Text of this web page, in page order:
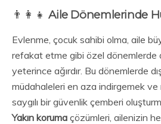
👨‍👩‍👧Aile Dönemlerinde
Evlenme, çocuk sahibi olma, aile
refakat etme gibi özel dönemlerde
yeterince ağırdır. Bu dönemlerde
müdahaleleri en aza indirgemek
saygılı bir güvenlik çemberi
Yakın koruma çözümleri, ailenizin